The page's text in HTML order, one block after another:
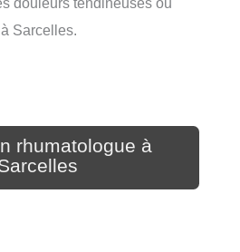
Sarcelles.
rhumatologue à